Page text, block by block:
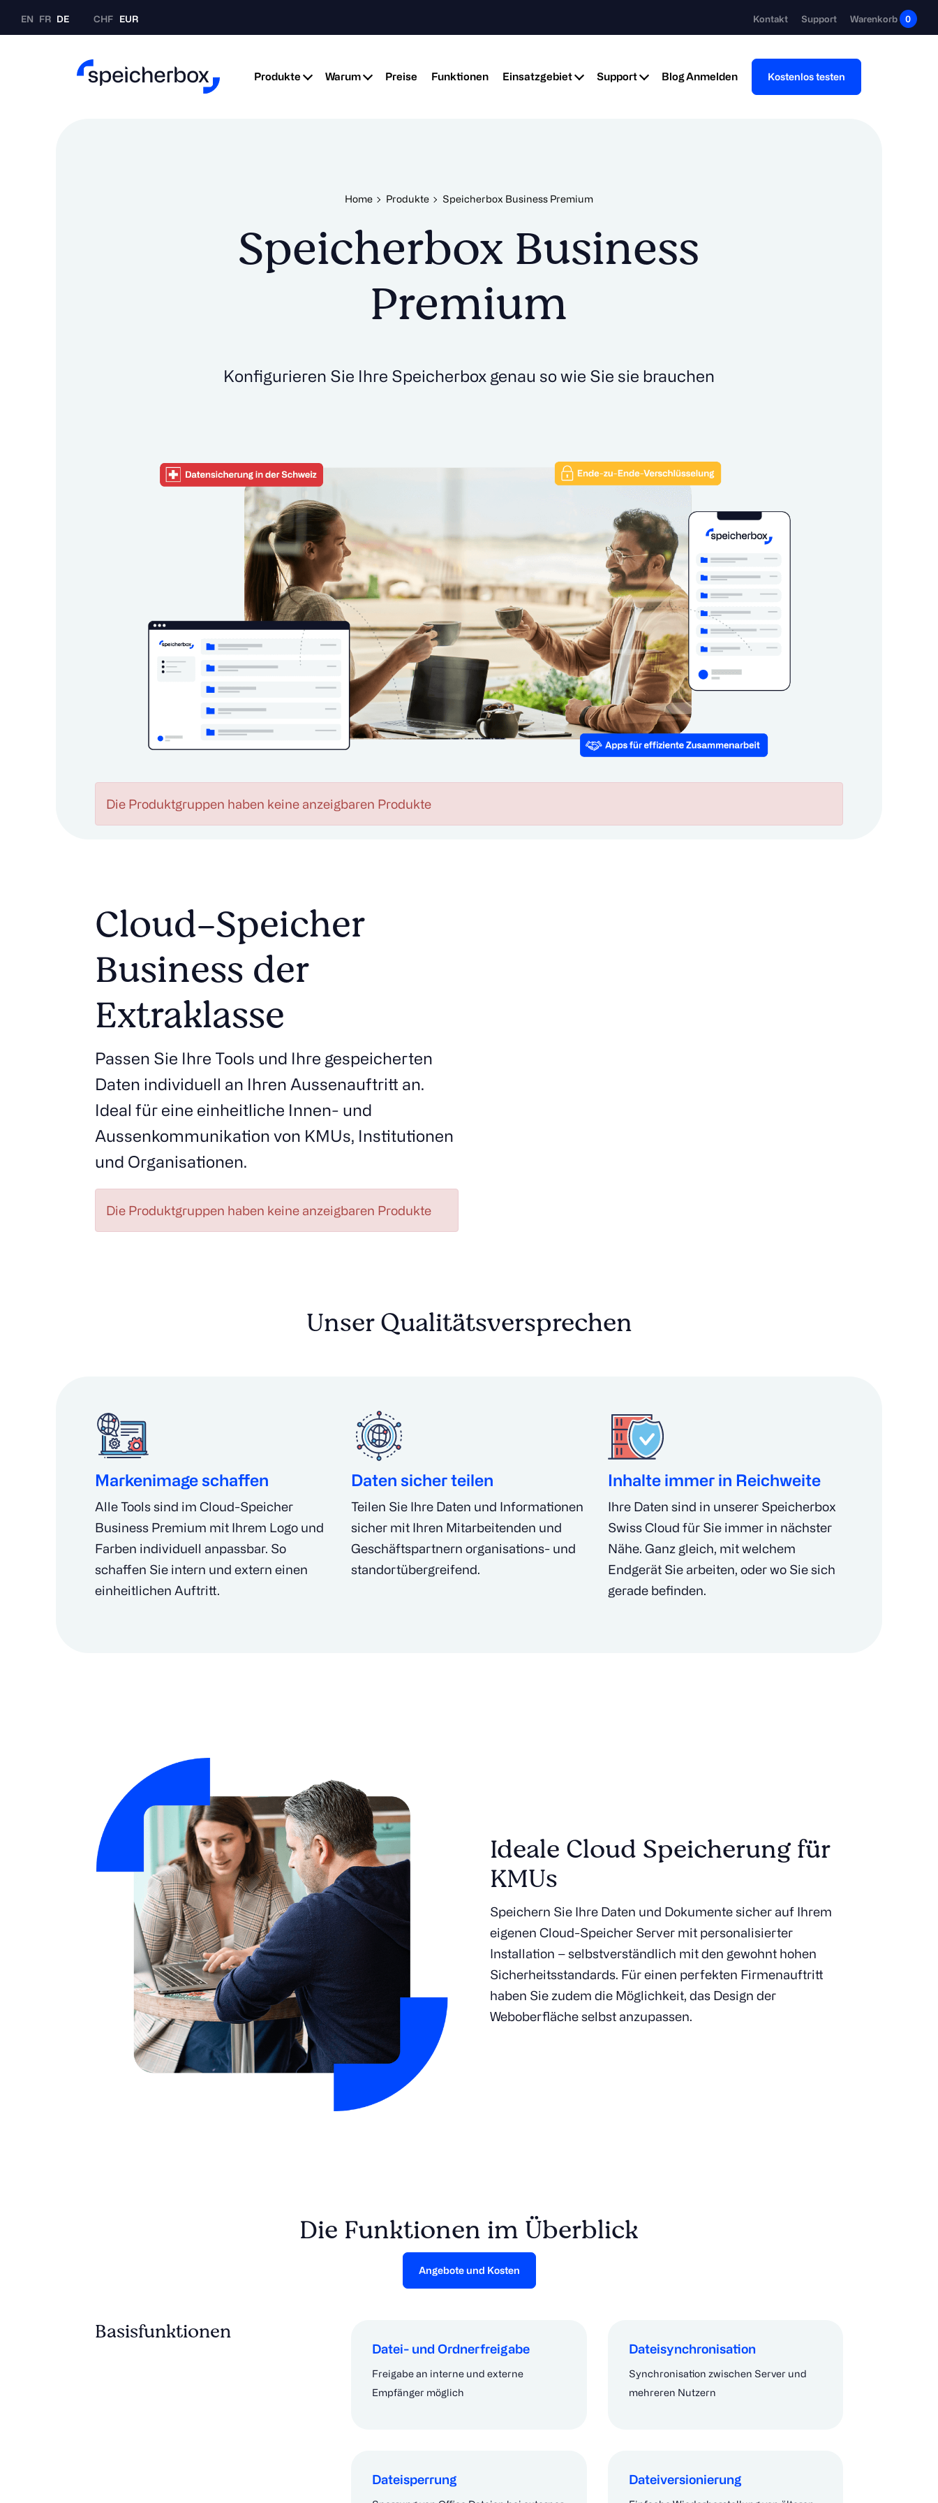
EN FR DE CHF EUR Kontakt Support Warenkorb 0
Produkte Warum Preise Funktionen Einsatzgebiet Support BlogAnmelden Kostenlos testen
Home Produkte Speicherbox Business Premium
Speicherbox Business
Premium
Konfigurieren Sie Ihre Speicherbox genau so wie Sie sie brauchen
Die Produktgruppen haben keine anzeigbaren Produkte
Cloud-Speicher
Business der
Extraklasse
Passen Sie Ihre Tools und Ihre gespeicherten
Daten individuell an Ihren Aussenauftritt an.
Ideal für eine einheitliche Innen- und
Aussenkommunikation von KMUs, Institutionen
und Organisationen.
Die Produktgruppen haben keine anzeigbaren Produkte
Unser Qualitätsversprechen
Markenimage schaffen
Alle Tools sind im Cloud-Speicher
Business Premium mit Ihrem Logo und
Farben individuell anpassbar. So
schaffen Sie intern und extern einen
einheitlichen Auftritt.
Daten sicher teilen
Teilen Sie Ihre Daten und Informationen
sicher mit Ihren Mitarbeitenden und
Geschäftspartnern organisations- und
standortübergreifend.
Inhalte immer in Reichweite
Ihre Daten sind in unserer Speicherbox
Swiss Cloud für Sie immer in nächster
Nähe. Ganz gleich, mit welchem
Endgerät Sie arbeiten, oder wo Sie sich
gerade befinden.
Ideale Cloud Speicherung für
KMUs
Speichern Sie Ihre Daten und Dokumente sicher auf Ihrem
eigenen Cloud-Speicher Server mit personalisierter
Installation – selbstverständlich mit den gewohnt hohen
Sicherheitsstandards. Für einen perfekten Firmenauftritt
haben Sie zudem die Möglichkeit, das Design der
Weboberfläche selbst anzupassen.
Die Funktionen im Überblick
Angebote und Kosten
Basisfunktionen
Datei- und Ordnerfreigabe
Freigabe an interne und externe
Empfänger möglich
Dateisynchronisation
Synchronisation zwischen Server und
mehreren Nutzern
Dateisperrung Dateiversionierung